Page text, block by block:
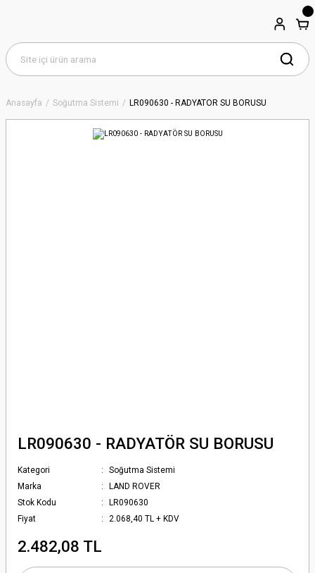
Anasayfa Soğutma Sistemi LR090630 - RADYATÖR SU BORUSU
LR090630 - RADYATÖR SU BORUSU
Kategori
Soğutma Sistemi
Marka
LAND ROVER
Stok Kodu
LR090630
Fiyat
2.068,40 TL + KDV
2.482,08 TL